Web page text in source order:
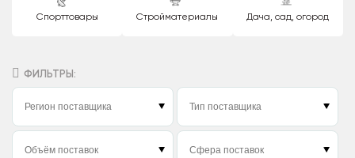
Спорттовары Стройматериалы Дача, сад, огород
ФИЛЬТРЫ: